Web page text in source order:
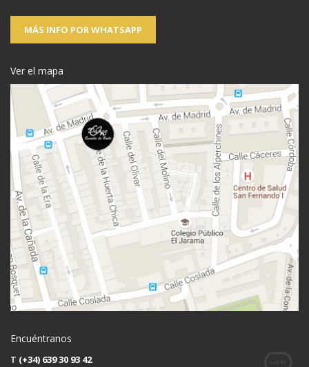
MÁS INFO POR WHATSAPP
Ver el mapa
Encuéntranos
T (+34) 639 30 93 42